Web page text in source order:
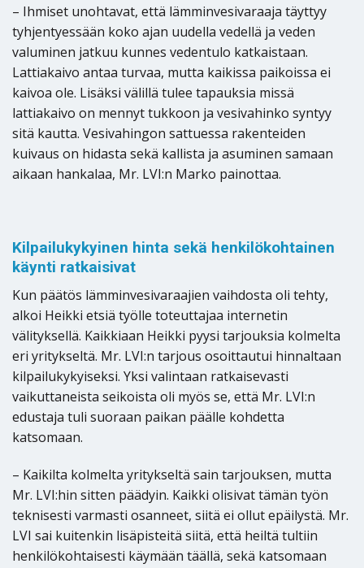
– Ihmiset unohtavat, että lämminvesivaraaja täyttyy
tyhjentyessään koko ajan uudella vedellä ja veden
valuminen jatkuu kunnes vedentulo katkaistaan.
Lattiakaivo antaa turvaa, mutta kaikissa paikoissa ei
kaivoa ole. Lisäksi välillä tulee tapauksia missä
lattiakaivo on mennyt tukkoon ja vesivahinko syntyy
sitä kautta. Vesivahingon sattuessa rakenteiden
kuivaus on hidasta sekä kallista ja asuminen samaan
aikaan hankalaa, Mr. LVI:n Marko painottaa.
Kilpailukykyinen hinta sekä henkilökohtainen
käynti ratkaisivat
Kun päätös lämminvesivaraajien vaihdosta oli tehty,
alkoi Heikki etsiä työlle toteuttajaa internetin
välityksellä. Kaikkiaan Heikki pyysi tarjouksia kolmelta
eri yritykseltä. Mr. LVI:n tarjous osoittautui hinnaltaan
kilpailukykyiseksi. Yksi valintaan ratkaisevasti
vaikuttaneista seikoista oli myös se, että Mr. LVI:n
edustaja tuli suoraan paikan päälle kohdetta
katsomaan.
– Kaikilta kolmelta yritykseltä sain tarjouksen, mutta
Mr. LVI:hin sitten päädyin. Kaikki olisivat tämän työn
teknisesti varmasti osanneet, siitä ei ollut epäilystä. Mr.
LVI sai kuitenkin lisäpisteitä siitä, että heiltä tultiin
henkilökohtaisesti käymään täällä, sekä katsomaan